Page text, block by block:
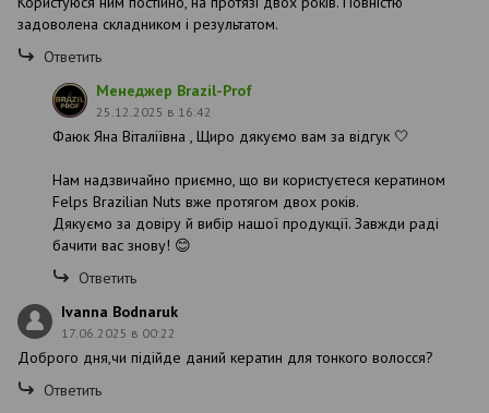
задоволена складником і результатом.
Ответить
Менеджер Brazil-Prof
25.12.2025 в 16:42
Фаюк Яна Віталіївна , Щиро дякуємо вам за відгук 🤍
Нам надзвичайно приємно, що ви користуєтеся кератином
Felps Brazilian Nuts вже протягом двох років.
Дякуємо за довіру й вибір нашої продукції. Завжди раді
бачити вас знову! 😊
Ответить
Ivanna Bodnaruk
17.06.2025 в 00:22
Доброго дня,чи підійде даний кератин для тонкого волосся?
Ответить